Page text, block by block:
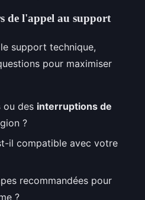
de l'appel au support
support technique,
pour maximiser
ou des interruptions de
?
il compatible avec votre
recommandées pour
?